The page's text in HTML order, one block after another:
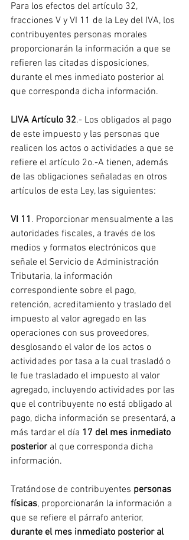
Para los efectos del artículo 32,
fracciones V y VI 11 de la Ley del IVA, los
contribuyentes personas morales
proporcionarán la información a que se
refieren las citadas disposiciones,
durante el mes inmediato posterior al
que corresponda dicha información.
LIVA Artículo 32.- Los obligados al pago
de este impuesto y las personas que
realicen los actos o actividades a que se
refiere el artículo 2o.-A tienen, además
de las obligaciones señaladas en otros
artículos de esta Ley, las siguientes:
VI 11 . Proporcionar mensualmente a las
autoridades fiscales, a través de los
medios y formatos electrónicos que
señale el Servicio de Administración
Tributaria, la información
correspondiente sobre el pago,
retención, acreditamiento y traslado del
impuesto al valor agregado en las
operaciones con sus proveedores,
desglosando el valor de los actos o
actividades por tasa a la cual trasladó o
le fue trasladado el impuesto al valor
agregado, incluyendo actividades por las
que el contribuyente no está obligado al
pago, dicha información se presentará, a
más tardar el día 17 del mes inmediato
posterior al que corresponda dicha
información.
Tratándose de contribuyentes personas
físicas, proporcionarán la información a
que se refiere el párrafo anterior,
durante el mes inmediato posterior al